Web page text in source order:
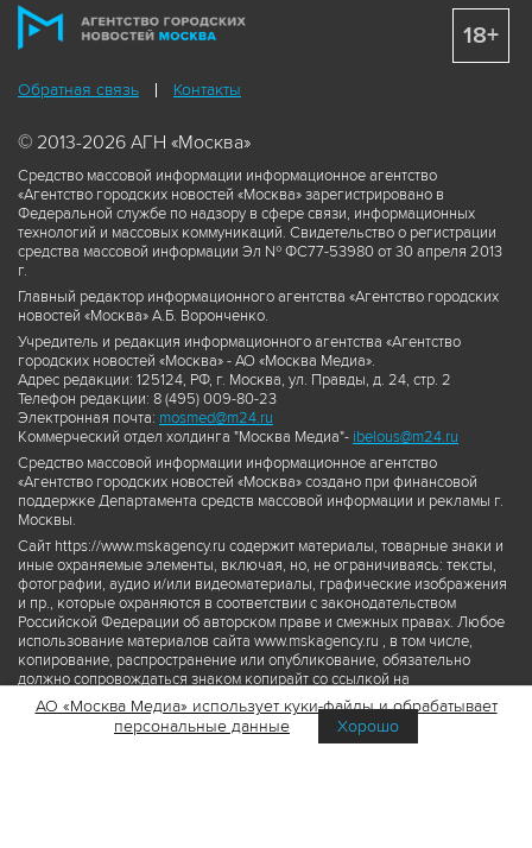
Обратная связь Контакты
© 2013-2026 АГН «Москва»
Средство массовой информации информационное агентство
«Агентство городских новостей «Москва» зарегистрировано в
Федеральной службе по надзору в сфере связи, информационных
технологий и массовых коммуникаций. Свидетельство о регистрации
средства массовой информации Эл № ФС77-53980 от 30 апреля 2013
г.
Главный редактор информационного агентства «Агентство городских
новостей «Москва» А.Б. Воронченко.
Учредитель и редакция информационного агентства «Агентство
городских новостей «Москва» - АО «Москва Медиа».
Адрес редакции: 125124, РФ, г. Москва, ул. Правды, д. 24, стр. 2
Телефон редакции: 8 (495) 009-80-23
Электронная почта: mosmed@m24.ru
Коммерческий отдел холдинга "Москва Медиа"- ibelous@m24.ru
Средство массовой информации информационное агентство
«Агентство городских новостей «Москва» создано при финансовой
поддержке Департамента средств массовой информации и рекламы г.
Москвы.
Сайт https://www.mskagency.ru содержит материалы, товарные знаки и
иные охраняемые элементы, включая, но, не ограничиваясь: тексты,
фотографии, аудио и/или видеоматериалы, графические изображения
и пр., которые охраняются в соответствии с законодательством
Российской Федерации об авторском праве и смежных правах. Любое
использование материалов сайта www.mskagency.ru , в том числе,
копирование, распространение или опубликование, обязательно
должно сопровождаться знаком копирайт со ссылкой на
правообладателя © АО «Москва Медиа», а также гиперссылкой на сайт
www.mskagency.ru как на первоисточник информации. Переработка
материалов сайта www.mskagency.ru не допускается.
18+
АО «Москва Медиа» использует куки-файлы и обрабатывает
персональные данные
Хорошо